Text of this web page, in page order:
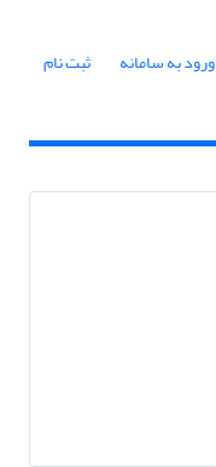
ورود به سامانه ثبت نام